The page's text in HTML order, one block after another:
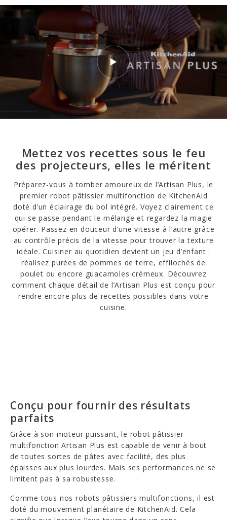
Mettez vos recettes sous le feu
des projecteurs, elles le méritent
Préparez-vous à tomber amoureux de l’Artisan Plus, le
premier robot pâtissier multifonction de KitchenAid
doté d’un éclairage du bol intégré. Voyez clairement ce
qui se passe pendant le mélange et regardez la magie
opérer. Passez en douceur d’une vitesse à l’autre grâce
au contrôle précis de la vitesse pour trouver la texture
idéale. Cuisiner au quotidien devient un jeu d’enfant :
réalisez purées de pommes de terre, effilochés de
poulet ou encore guacamoles crémeux. Découvrez
comment chaque détail de l’Artisan Plus est conçu pour
rendre encore plus de recettes possibles dans votre
cuisine.
Conçu pour fournir des résultats
parfaits
Grâce à son moteur puissant, le robot pâtissier
multifonction Artisan Plus est capable de venir à bout
de toutes sortes de pâtes avec facilité, des plus
épaisses aux plus lourdes. Mais ses performances ne se
limitent pas à sa robustesse.
Comme tous nos robots pâtissiers multifonctions, il est
doté du mouvement planétaire de KitchenAid. Cela